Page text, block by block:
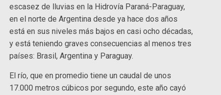
escasez de lluvias en la Hidrovía Paraná-Paraguay,
en el norte de Argentina desde ya hace dos años
está en sus niveles más bajos en casi ocho décadas,
y está teniendo graves consecuencias al menos tres
países: Brasil, Argentina y Paraguay.
El río, que en promedio tiene un caudal de unos
17.000 metros cúbicos por segundo, este año cayó